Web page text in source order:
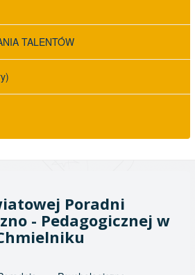
TALENTÓW
Poradni
- Pedagogicznej w